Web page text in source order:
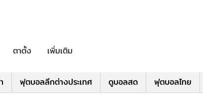
ตาตั้ง เพิ่มเติม
ฟุตบอลลีกต่างประเทศ ดูบอลสด ฟุตบอลไทย